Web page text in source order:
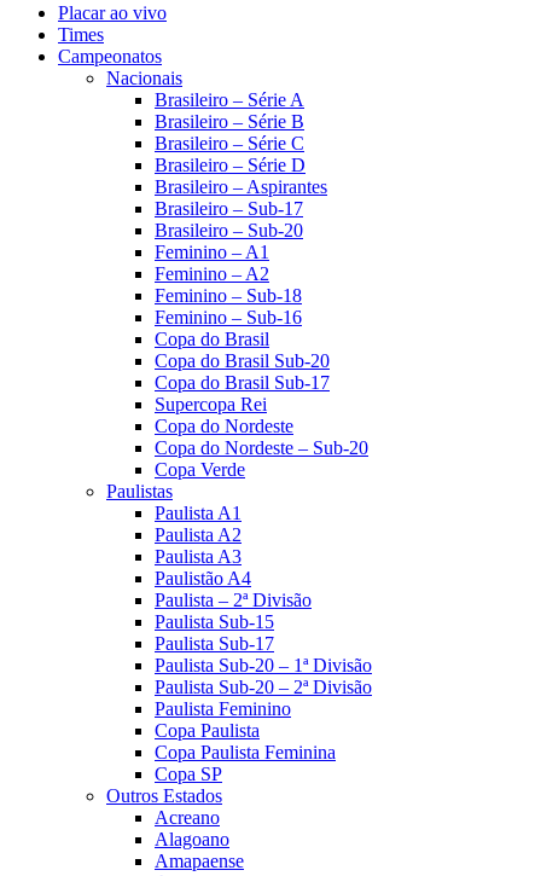
Placar ao vivo
Times
Campeonatos
Nacionais
Brasileiro – Série A
Brasileiro – Série B
Brasileiro – Série C
Brasileiro – Série D
Brasileiro – Aspirantes
Brasileiro – Sub-17
Brasileiro – Sub-20
Feminino – A1
Feminino – A2
Feminino – Sub-18
Feminino – Sub-16
Copa do Brasil
Copa do Brasil Sub-20
Copa do Brasil Sub-17
Supercopa Rei
Copa do Nordeste
Copa do Nordeste – Sub-20
Copa Verde
Paulistas
Paulista A1
Paulista A2
Paulista A3
Paulistão A4
Paulista – 2ª Divisão
Paulista Sub-15
Paulista Sub-17
Paulista Sub-20 – 1ª Divisão
Paulista Sub-20 – 2ª Divisão
Paulista Feminino
Copa Paulista
Copa Paulista Feminina
Copa SP
Outros Estados
Acreano
Alagoano
Amapaense